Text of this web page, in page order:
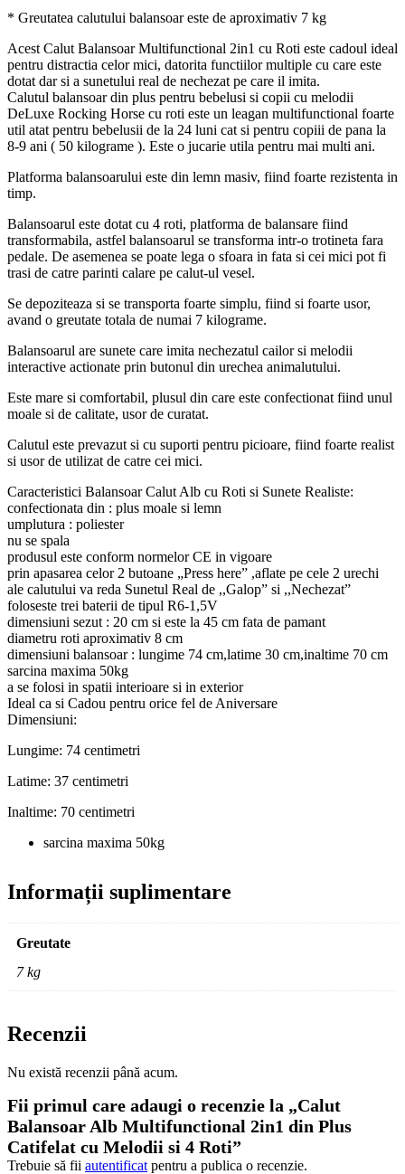
* Greutatea calutului balansoar este de aproximativ 7 kg
Acest Calut Balansoar Multifunctional 2in1 cu Roti este cadoul ideal
pentru distractia celor mici, datorita functiilor multiple cu care este
dotat dar si a sunetului real de nechezat pe care il imita.
Calutul balansoar din plus pentru bebelusi si copii cu melodii
DeLuxe Rocking Horse cu roti este un leagan multifunctional foarte
util atat pentru bebelusii de la 24 luni cat si pentru copiii de pana la
8-9 ani ( 50 kilograme ). Este o jucarie utila pentru mai multi ani.
Platforma balansoarului este din lemn masiv, fiind foarte rezistenta in
timp.
Balansoarul este dotat cu 4 roti, platforma de balansare fiind
transformabila, astfel balansoarul se transforma intr-o trotineta fara
pedale. De asemenea se poate lega o sfoara in fata si cei mici pot fi
trasi de catre parinti calare pe calut-ul vesel.
Se depoziteaza si se transporta foarte simplu, fiind si foarte usor,
avand o greutate totala de numai 7 kilograme.
Balansoarul are sunete care imita nechezatul cailor si melodii
interactive actionate prin butonul din urechea animalutului.
Este mare si comfortabil, plusul din care este confectionat fiind unul
moale si de calitate, usor de curatat.
Calutul este prevazut si cu suporti pentru picioare, fiind foarte realist
si usor de utilizat de catre cei mici.
Caracteristici Balansoar Calut Alb cu Roti si Sunete Realiste:
confectionata din : plus moale si lemn
umplutura : poliester
nu se spala
produsul este conform normelor CE in vigoare
prin apasarea celor 2 butoane „Press here” ,aflate pe cele 2 urechi
ale calutului va reda Sunetul Real de ,,Galop” si ,,Nechezat”
foloseste trei baterii de tipul R6-1,5V
dimensiuni sezut : 20 cm si este la 45 cm fata de pamant
diametru roti aproximativ 8 cm
dimensiuni balansoar : lungime 74 cm,latime 30 cm,inaltime 70 cm
sarcina maxima 50kg
a se folosi in spatii interioare si in exterior
Ideal ca si Cadou pentru orice fel de Aniversare
Dimensiuni:
Lungime: 74 centimetri
Latime: 37 centimetri
Inaltime: 70 centimetri
sarcina maxima 50kg
Informații suplimentare
Greutate
7 kg
Recenzii
Nu există recenzii până acum.
Fii primul care adaugi o recenzie la „Calut
Balansoar Alb Multifunctional 2in1 din Plus
Catifelat cu Melodii si 4 Roti”
Trebuie să fii autentificat pentru a publica o recenzie.